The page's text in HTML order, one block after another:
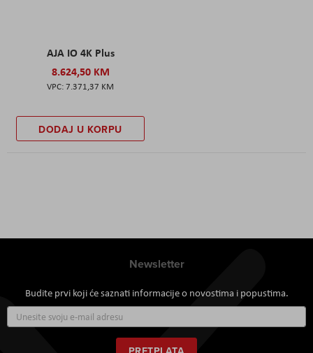
AJA IO 4K Plus
8.624,50 KM
7.371,37 KM
DODAJ U KORPU
Newsletter
Budite prvi koji će saznati informacije o novostima i popustima.
se
za
naš